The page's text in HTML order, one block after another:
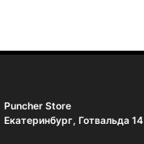
Puncher Store
Екатеринбург, Готвальда 14